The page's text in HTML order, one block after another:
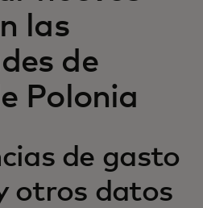
las
de
Polonia
de gasto
otros datos